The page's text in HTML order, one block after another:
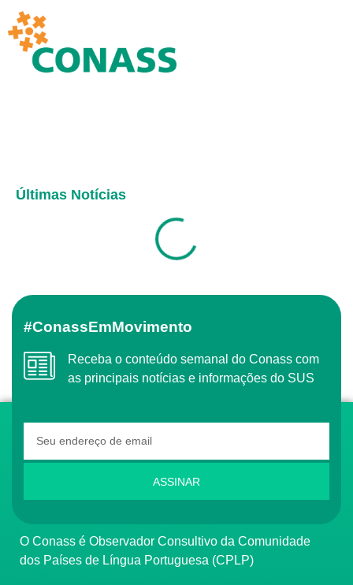
Últimas Notícias
#ConassEmMovimento
Receba o conteúdo semanal do Conass com
as principais notícias e informações do SUS
ASSINAR
O Conass é Observador Consultivo da Comunidade
dos Países de Língua Portuguesa (CPLP)